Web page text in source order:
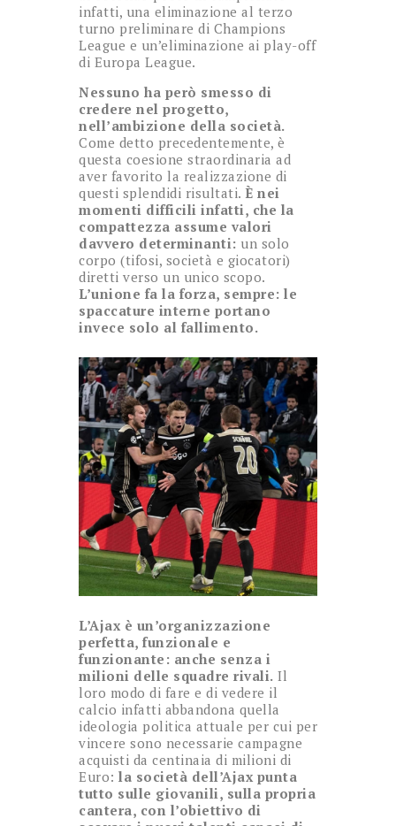
infatti, una eliminazione al terzo
turno preliminare di Champions
League e un’eliminazione ai play-off
di Europa League.
Nessuno ha però smesso di
credere nel progetto,
nell’ambizione della società.
Come detto precedentemente, è
questa coesione straordinaria ad
aver favorito la realizzazione di
questi splendidi risultati. È nei
momenti difficili infatti, che la
compattezza assume valori
davvero determinanti: un solo
corpo (tifosi, società e giocatori)
diretti verso un unico scopo.
L’unione fa la forza, sempre: le
spaccature interne portano
invece solo al fallimento.
L’Ajax è un’organizzazione
perfetta, funzionale e
funzionante: anche senza i
milioni delle squadre rivali. Il
loro modo di fare e di vedere il
calcio infatti abbandona quella
ideologia politica attuale per cui per
vincere sono necessarie campagne
acquisti da centinaia di milioni di
Euro: la società dell’Ajax punta
tutto sulle giovanili, sulla propria
cantera, con l’obiettivo di